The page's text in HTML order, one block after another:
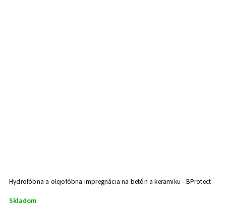
Hydrofóbna a olejofóbna impregnácia na betón a keramiku - BProtect
Skladom